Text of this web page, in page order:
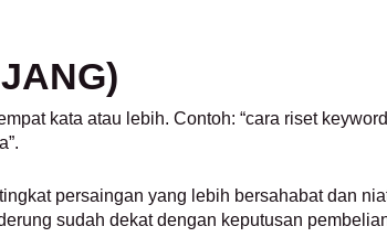
kata atau lebih. Contoh: “cara riset
persaingan yang lebih bersahabat dan
sudah dekat dengan keputusan